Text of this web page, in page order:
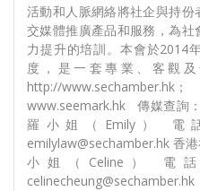
活動和人脈網絡將社企與持
交媒體推廣產品和服務，為
力提升的培訓。本會於2014
度，是一套專業、客觀
http://
www.seemark.hk 傳媒查詢
羅小姐（Emily） 電
emilylaw@sechamber.hk 香
小姐（Celine） 電